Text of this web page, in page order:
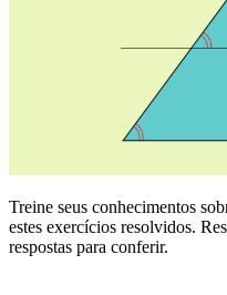
Treine seus conhecimentos
estes exercícios resolvidos.
respostas para conferir.